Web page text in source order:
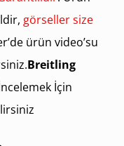
görseller size
ürün video’su
Breitling
İçin